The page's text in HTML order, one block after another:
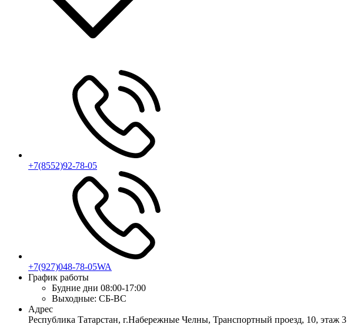
+7(8552)92-78-05
+7(927)048-78-05WA
График работы
Будние дни 08:00-17:00
Выходные: СБ-ВС
Адрес
Республика Татарстан, г.Набережные Челны, Транспортный проезд, 10, этаж 3